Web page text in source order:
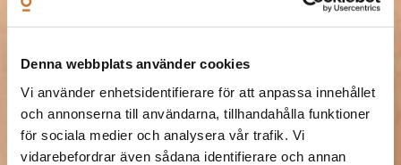
Denna webbplats använder cookies
Vi använder enhetsidentifierare för att anpassa innehållet
och annonserna till användarna, tillhandahålla funktioner
för sociala medier och analysera vår trafik. Vi
vidarebefordrar även sådana identifierare och annan